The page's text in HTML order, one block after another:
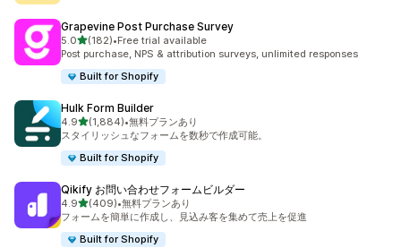
Grapevine Post Purchase Survey
5.05つ星中
(182)
合計レビュー数：182件
•Free trial available
Post purchase, NPS & attribution surveys, unlimited responses
Built for Shopify
Hulk Form Builder
4.95つ星中
(1,884)
合計レビュー数：1884件
•無料プランあり
スタイリッシュなフォームを数秒で作成可能。
Built for Shopify
Qikify お問い合わせフォームビルダー
4.95つ星中
(409)
合計レビュー数：409件
•無料プランあり
フォームを簡単に作成し、見込み客を集めて売上を促進
Built for Shopify